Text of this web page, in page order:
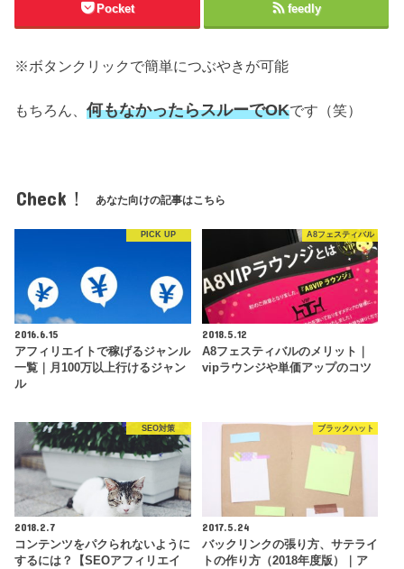
Pocket feedly
※ボタンクリックで簡単につぶやきが可能
もちろん、何もなかったらスルーでOKです（笑）
Check！ あなた向けの記事はこちら
PICK UP
2016.6.15
アフィリエイトで稼げるジャンル
一覧｜月100万以上行けるジャン
ル
A8フェスティバル
2018.5.12
A8フェスティバルのメリット｜
vipラウンジや単価アップのコツ
SEO対策
2018.2.7
コンテンツをパクられないように
するには？【SEOアフィリエイ
ブラックハット
2017.5.24
バックリンクの張り方、サテライ
トの作り方（2018年度版）｜ア